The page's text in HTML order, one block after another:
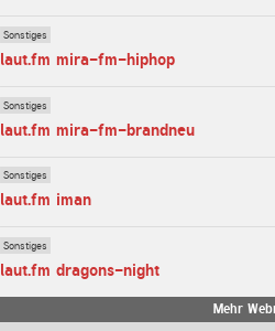
Sonstiges
laut.fm mira-fm-hiphop
Sonstiges
laut.fm mira-fm-brandneu
Sonstiges
laut.fm iman
Sonstiges
laut.fm dragons-night
Mehr